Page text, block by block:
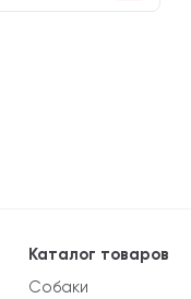
Каталог товаров
Собаки